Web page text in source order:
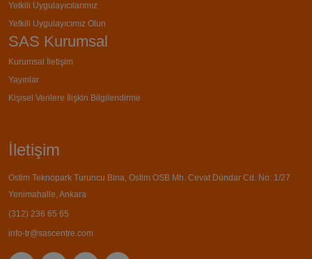
Yetkili Uygulayıcılarımız
Yetkili Uygulayıcımız Olun
SAS Kurumsal
Kurumsal İletişim
Yayınlar
Kişisel Verilere İlişkin Bilgilendirme
İletişim
Ostim Teknopark Turuncu Bina, Ostim OSB Mh. Cevat Dündar Cd. No: 1/27
Yenimahalle, Ankara
(312) 236 65 65
info-tr@sascentre.com